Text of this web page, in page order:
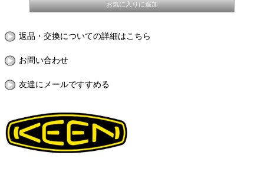
返品・交換についての詳細はこちら
お問い合わせ
友達にメールですすめる